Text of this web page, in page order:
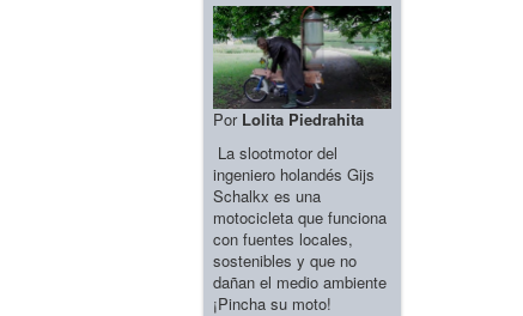
Por Lolita Piedrahita
La slootmotor del
ingeniero holandés Gijs
Schalkx es una
motocicleta que funciona
con fuentes locales,
sostenibles y que no
dañan el medio ambiente
¡Pincha su moto!